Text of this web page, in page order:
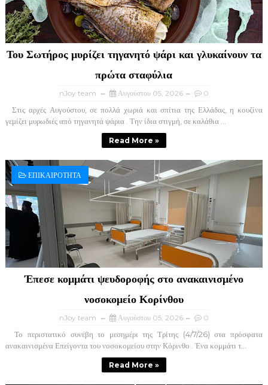
Του Σωτήρος μυρίζει τηγανητό ψάρι και γλυκαίνουν τα
πρώτα σταφύλια
nJoy team Αυγούστου 05, 2026 0
Στις αρχές Αυγούστου, σε πολλά χωριά και σπίτια της Ελλάδας, η κουζίνα
γεμίζει μυρωδιές από τηγανητά ψάρια . Την ίδια στιγμή, σε καλάθια ...
Read More »
ΕΠΙΚΑΙΡΟΤΗΤΑ
Έπεσε κομμάτι ψευδοροφής στο ανακαινισμένο
νοσοκομείο Κορίνθου
nJoy team Αυγούστου 05, 2026 0
Το περιστατικό συνέβη το μεσημέρι της Τρίτης (4/7/26) στα πρόσφατα
ανακαινισμένα Επείγοντα του νοσοκομείου στην Κόρινθο . Ένα κομμάτι τ...
Read More »